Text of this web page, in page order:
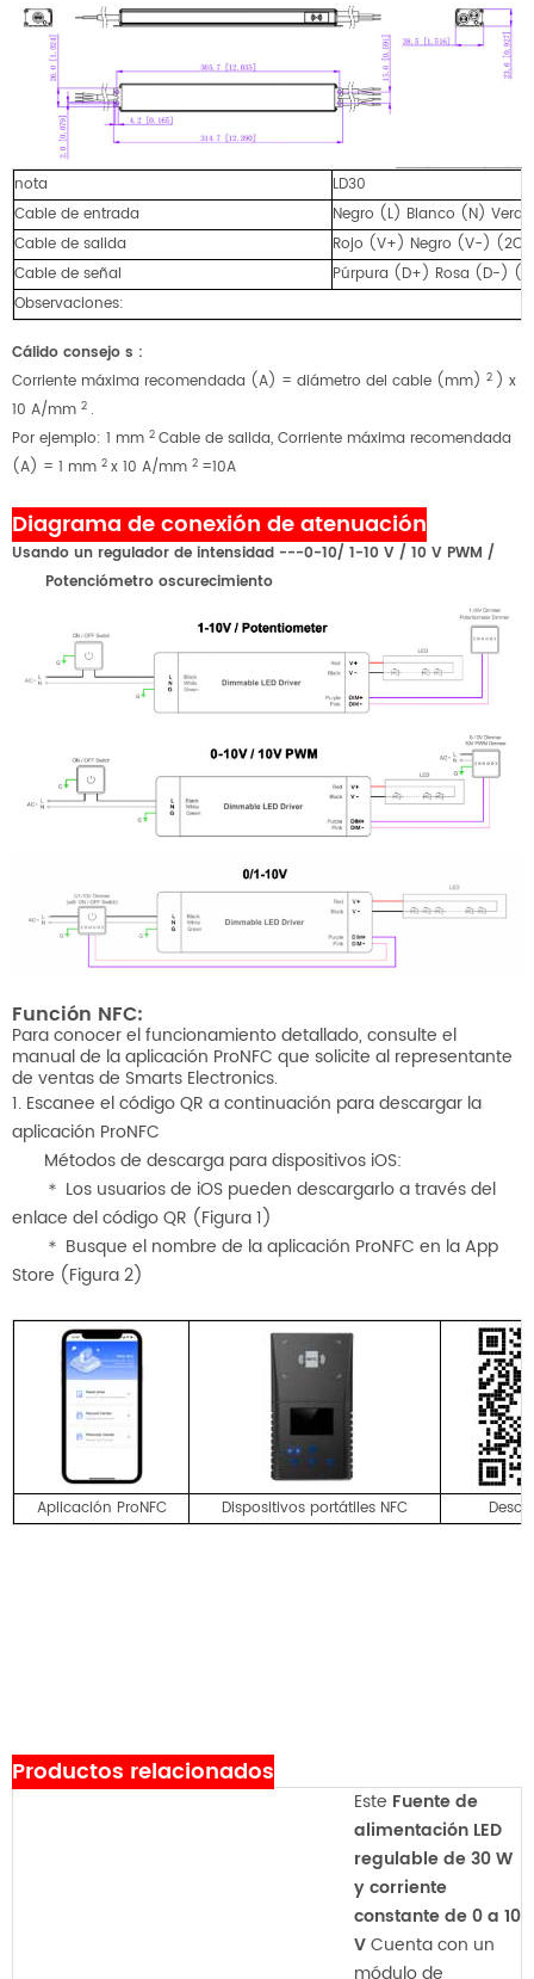
nota
LD30
Cable de entrada
Negro (L) Blanco (N)
Cable de salida
Rojo (V+) Negro (V-)
Cable de señal
Púrpura (D+) Rosa (D-)
Observaciones:
Cálido consejo s :
Corriente máxima recomendada (A) = diámetro del cable (mm) 2 ) x
10 A/mm 2 .
Por ejemplo: 1 mm 2 Cable de salida, Corriente máxima recomendada
(A) = 1 mm 2 x 10 A/mm 2 =10A
Diagrama de conexión de atenuación
Usando un regulador de intensidad ---0-10/ 1-10 V / 10 V PWM /
Potenciómetro oscurecimiento
Función NFC:
Para conocer el funcionamiento detallado, consulte el
manual de la aplicación ProNFC que solicite al representante
de ventas de Smarts Electronics.
1. Escanee el código QR a continuación para descargar la
aplicación ProNFC
Métodos de descarga para dispositivos iOS:
＊ Los usuarios de iOS pueden descargarlo a través del
enlace del código QR (Figura 1)
＊ Busque el nombre de la aplicación ProNFC en la App
Store (Figura 2)
Aplicación ProNFC Dispositivos portátiles NFC
Productos relacionados
Este Fuente de
alimentación LED
regulable de 30 W
y corriente
constante de 0 a 10
VCuenta con un